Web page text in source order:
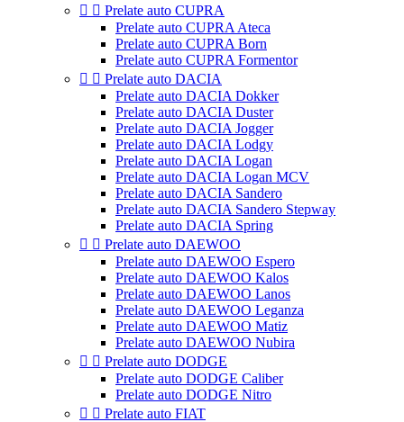
  Prelate auto CUPRA
Prelate auto CUPRA Ateca
Prelate auto CUPRA Born
Prelate auto CUPRA Formentor
  Prelate auto DACIA
Prelate auto DACIA Dokker
Prelate auto DACIA Duster
Prelate auto DACIA Jogger
Prelate auto DACIA Lodgy
Prelate auto DACIA Logan
Prelate auto DACIA Logan MCV
Prelate auto DACIA Sandero
Prelate auto DACIA Sandero Stepway
Prelate auto DACIA Spring
  Prelate auto DAEWOO
Prelate auto DAEWOO Espero
Prelate auto DAEWOO Kalos
Prelate auto DAEWOO Lanos
Prelate auto DAEWOO Leganza
Prelate auto DAEWOO Matiz
Prelate auto DAEWOO Nubira
  Prelate auto DODGE
Prelate auto DODGE Caliber
Prelate auto DODGE Nitro
  Prelate auto FIAT